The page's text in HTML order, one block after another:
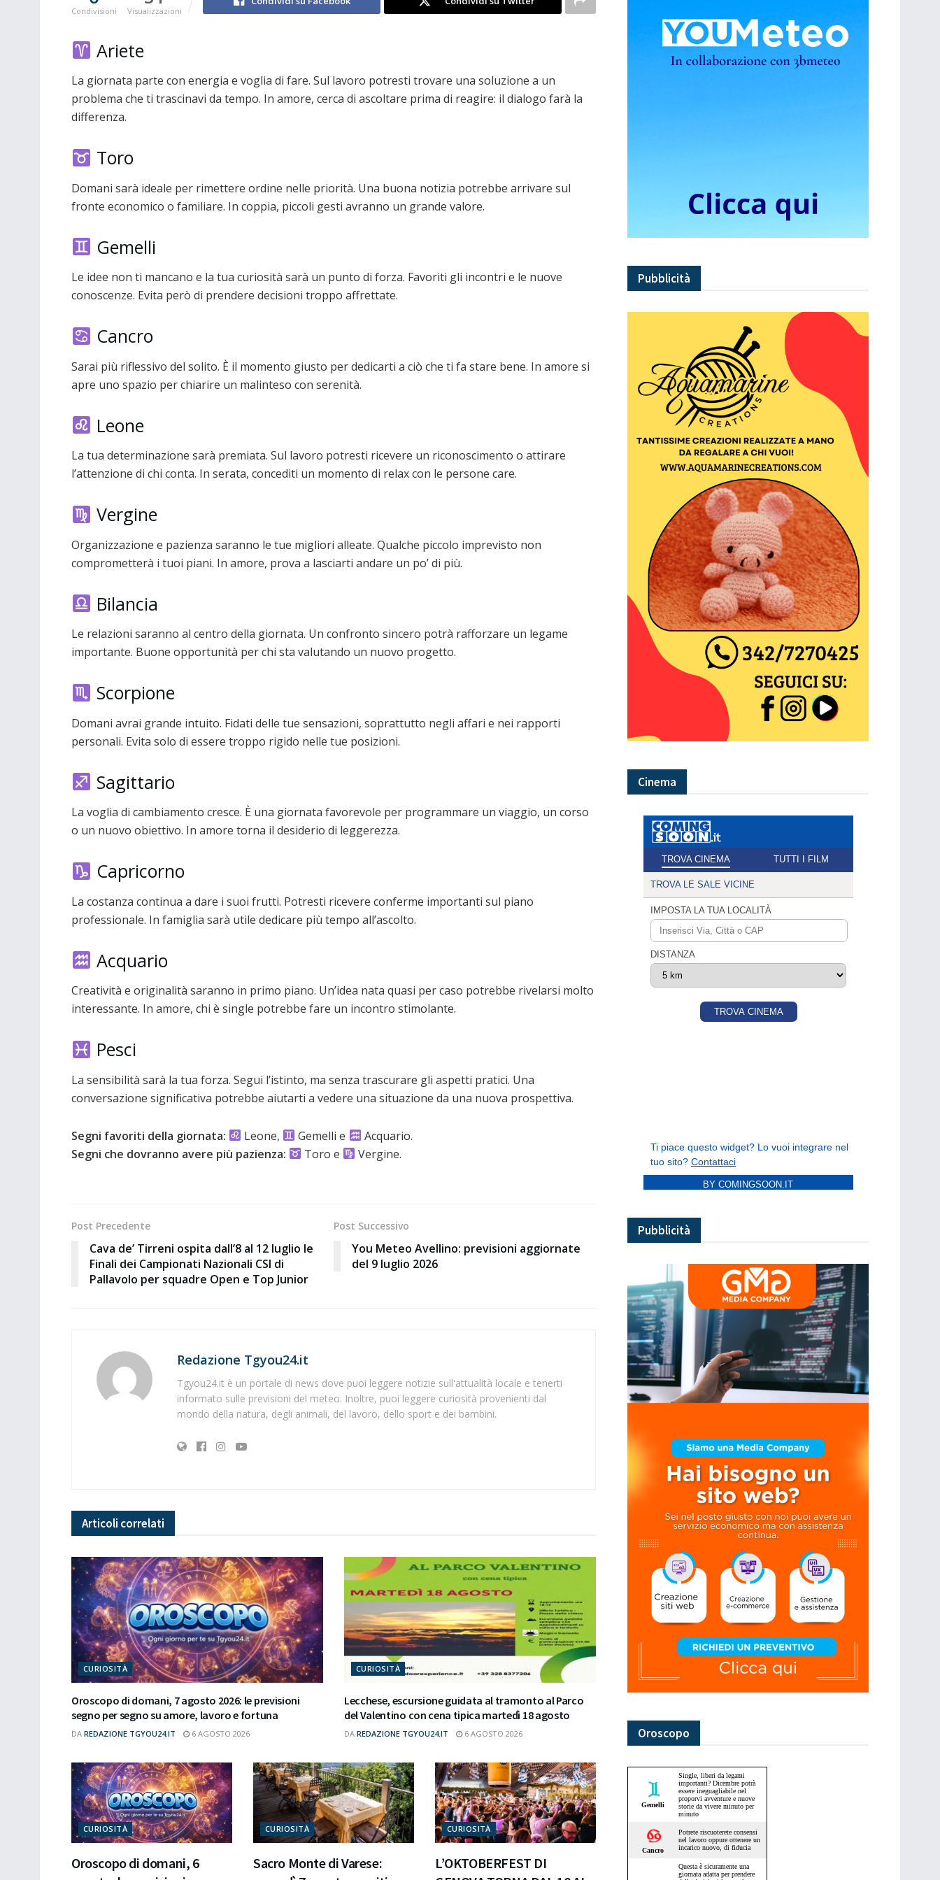
Condivisioni Visualizzazioni
Ariete
La giornata parte con energia e voglia di fare. Sul lavoro potresti trovare una soluzione a un
problema che ti trascinavi da tempo. In amore, cerca di ascoltare prima di reagire: il dialogo farà la
differenza.
Toro
Domani sarà ideale per rimettere ordine nelle priorità. Una buona notizia potrebbe arrivare sul
fronte economico o familiare. In coppia, piccoli gesti avranno un grande valore.
Gemelli
Le idee non ti mancano e la tua curiosità sarà un punto di forza. Favoriti gli incontri e le nuove
conoscenze. Evita però di prendere decisioni troppo affrettate.
Cancro
Sarai più riflessivo del solito. È il momento giusto per dedicarti a ciò che ti fa stare bene. In amore si
apre uno spazio per chiarire un malinteso con serenità.
Leone
La tua determinazione sarà premiata. Sul lavoro potresti ricevere un riconoscimento o attirare
l’attenzione di chi conta. In serata, concediti un momento di relax con le persone care.
Vergine
Organizzazione e pazienza saranno le tue migliori alleate. Qualche piccolo imprevisto non
comprometterà i tuoi piani. In amore, prova a lasciarti andare un po’ di più.
Bilancia
Le relazioni saranno al centro della giornata. Un confronto sincero potrà rafforzare un legame
importante. Buone opportunità per chi sta valutando un nuovo progetto.
Scorpione
Domani avrai grande intuito. Fidati delle tue sensazioni, soprattutto negli affari e nei rapporti
personali. Evita solo di essere troppo rigido nelle tue posizioni.
Sagittario
La voglia di cambiamento cresce. È una giornata favorevole per programmare un viaggio, un corso
o un nuovo obiettivo. In amore torna il desiderio di leggerezza.
Capricorno
La costanza continua a dare i suoi frutti. Potresti ricevere conferme importanti sul piano
professionale. In famiglia sarà utile dedicare più tempo all’ascolto.
Acquario
Creatività e originalità saranno in primo piano. Un’idea nata quasi per caso potrebbe rivelarsi molto
interessante. In amore, chi è single potrebbe fare un incontro stimolante.
Pesci
La sensibilità sarà la tua forza. Segui l’istinto, ma senza trascurare gli aspetti pratici. Una
conversazione significativa potrebbe aiutarti a vedere una situazione da una nuova prospettiva.
Segni favoriti della giornata: Leone, Gemelli e
Acquario.
Segni che dovranno avere più pazienza:
Toro e Vergine.
Post Precedente
Cava de’ Tirreni ospita dall’8 al 12 luglio le
Finali dei Campionati Nazionali CSI di
Pallavolo per squadre Open e Top Junior
Post Successivo
You Meteo Avellino: previsioni aggiornate
del 9 luglio 2026
Redazione Tgyou24.it
Tgyou24.it è un portale di news dove puoi leggere notizie sull'attualità locale e tenerti
informato sulle previsioni del meteo. Inoltre, puoi leggere curiosità provenienti dal
mondo della natura, degli animali, del lavoro, dello sport e dei bambini.
Articoli correlati
CURIOSITÀ
Oroscopo di domani, 7 agosto 2026: le previsioni
segno per segno su amore, lavoro e fortuna
DA REDAZIONE TGYOU24.IT 6 AGOSTO 2026
CURIOSITÀ
Lecchese, escursione guidata al tramonto al Parco
del Valentino con cena tipica martedì 18 agosto
DA REDAZIONE TGYOU24.IT 6 AGOSTO 2026
CURIOSITÀ
Oroscopo di domani, 6
CURIOSITÀ
Sacro Monte di Varese:
CURIOSITÀ
L’OKTOBERFEST DI
Pubblicità
Cinema
BY COMINGSOON.IT
Pubblicità
Oroscopo